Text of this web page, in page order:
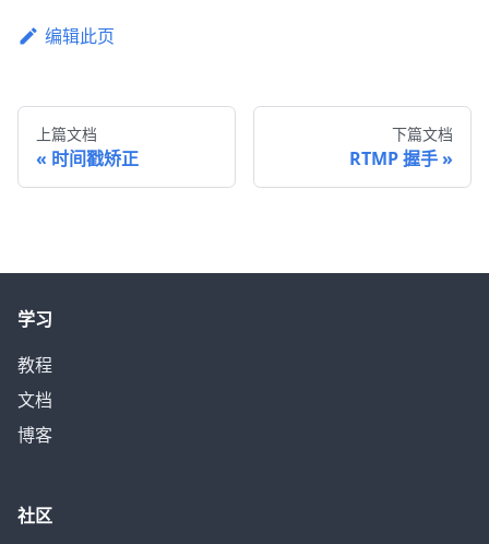
编辑此页
上篇文档
时间戳矫正
下篇文档
RTMP 握手
学习
教程
文档
博客
社区